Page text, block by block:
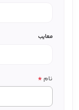
معایب
نام *